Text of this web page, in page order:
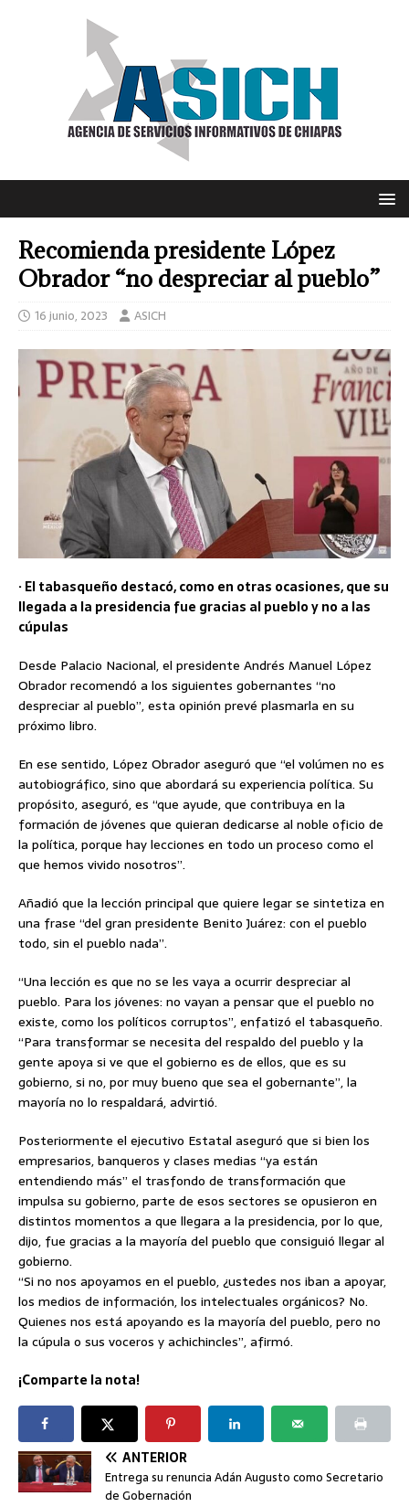
Recomienda presidente López
Obrador “no despreciar al pueblo”
16 junio, 2023 ASICH
· El tabasqueño destacó, como en otras ocasiones, que su
llegada a la presidencia fue gracias al pueblo y no a las
cúpulas
Desde Palacio Nacional, el presidente Andrés Manuel López
Obrador recomendó a los siguientes gobernantes “no
despreciar al pueblo”, esta opinión prevé plasmarla en su
próximo libro.
En ese sentido, López Obrador aseguró que “el volúmen no es
autobiográfico, sino que abordará su experiencia política. Su
propósito, aseguró, es “que ayude, que contribuya en la
formación de jóvenes que quieran dedicarse al noble oficio de
la política, porque hay lecciones en todo un proceso como el
que hemos vivido nosotros”.
Añadió que la lección principal que quiere legar se sintetiza en
una frase “del gran presidente Benito Juárez: con el pueblo
todo, sin el pueblo nada”.
“Una lección es que no se les vaya a ocurrir despreciar al
pueblo. Para los jóvenes: no vayan a pensar que el pueblo no
existe, como los políticos corruptos”, enfatizó el tabasqueño.
“Para transformar se necesita del respaldo del pueblo y la
gente apoya si ve que el gobierno es de ellos, que es su
gobierno, si no, por muy bueno que sea el gobernante”, la
mayoría no lo respaldará, advirtió.
Posteriormente el ejecutivo Estatal aseguró que si bien los
empresarios, banqueros y clases medias “ya están
entendiendo más” el trasfondo de transformación que
impulsa su gobierno, parte de esos sectores se opusieron en
distintos momentos a que llegara a la presidencia, por lo que,
dijo, fue gracias a la mayoría del pueblo que consiguió llegar al
gobierno.
“Si no nos apoyamos en el pueblo, ¿ustedes nos iban a apoyar,
los medios de información, los intelectuales orgánicos? No.
Quienes nos está apoyando es la mayoría del pueblo, pero no
la cúpula o sus voceros y achichincles”, afirmó.
¡Comparte la nota!
ANTERIOR
Entrega su renuncia Adán Augusto como Secretario
de Gobernación